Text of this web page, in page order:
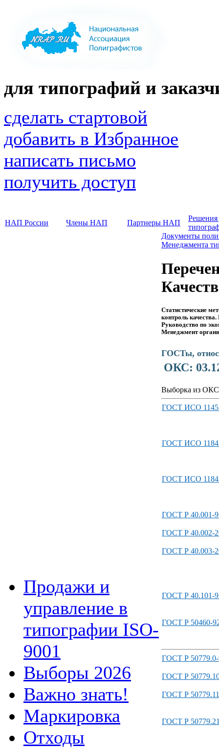
для типографий и
сделать стартовой
добавить в Избранное
написать письмо
получить доступ
НАП России Члены НАП Партнеры НАП
Решения
Продажи и
управление в
типографии ISO-
9001
Выборы 2026
Важно знать!
Маркировка
Отходы
Документы
Менеджмента
Статистические
контроль
Руководство по
Менеджмент
ГОСТы,
ОКС:
Выборка из ОКС
ГОСТ ИСО
ГОСТ ИСО
ГОСТ ИСО
ГОСТ Р 40.001-
ГОСТ Р 40.002-
ГОСТ Р 40.003-
ГОСТ Р 40.101-
ГОСТ Р 50460-
ГОСТ Р
ГОСТ Р
ГОСТ Р
ГОСТ Р